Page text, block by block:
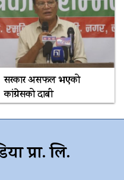
सरकार असफल भएको
कांग्रेसको दाबी
प्रा. लि.